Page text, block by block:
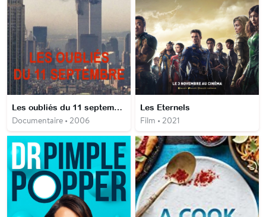
Les oubliés du 11 septembre
Documentaire • 2006
Les Eternels
Film • 2021